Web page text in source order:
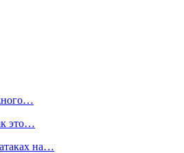
это…
на…